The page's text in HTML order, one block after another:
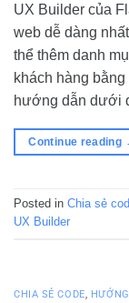
UX Builder của
web dễ dàng
thể thêm danh
khách hàng
hướng dẫn dưới
Continue reading
Posted in Chia sẻ
UX Builder
CHIA SẺ CODE,